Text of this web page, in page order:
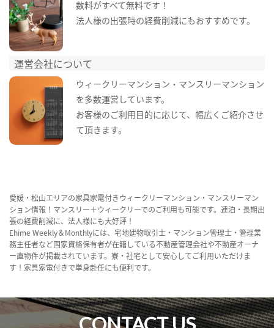
数料がすべて無料です！
法人様の出張時の経費削減にもおすすめです。
運営会社について
ウィークリーマンション・マンスリーマンション
を多数運営しています。
お客様のご利用目的に応じて、幅広くご紹介させ
て頂きます。
愛媛・松山エリアの家具家電付きウィークリーマンション・マンスリーマン
ション情報！マンスリー＋ウィークリーでのご利用も可能です。連泊・長期出
張の経費削減に、法人様にも大好評！
Ehime Weekly＆Monthlyには、宅地建物取引士・マンション管理士・管理業
務主任者など国家資格保有者が在籍している不動産管理会社や不動産オーナ
ー直物件が掲載されています。寮・社宅として安心してご利用いただけま
す！家具家電付きで単身赴任にも便利です。